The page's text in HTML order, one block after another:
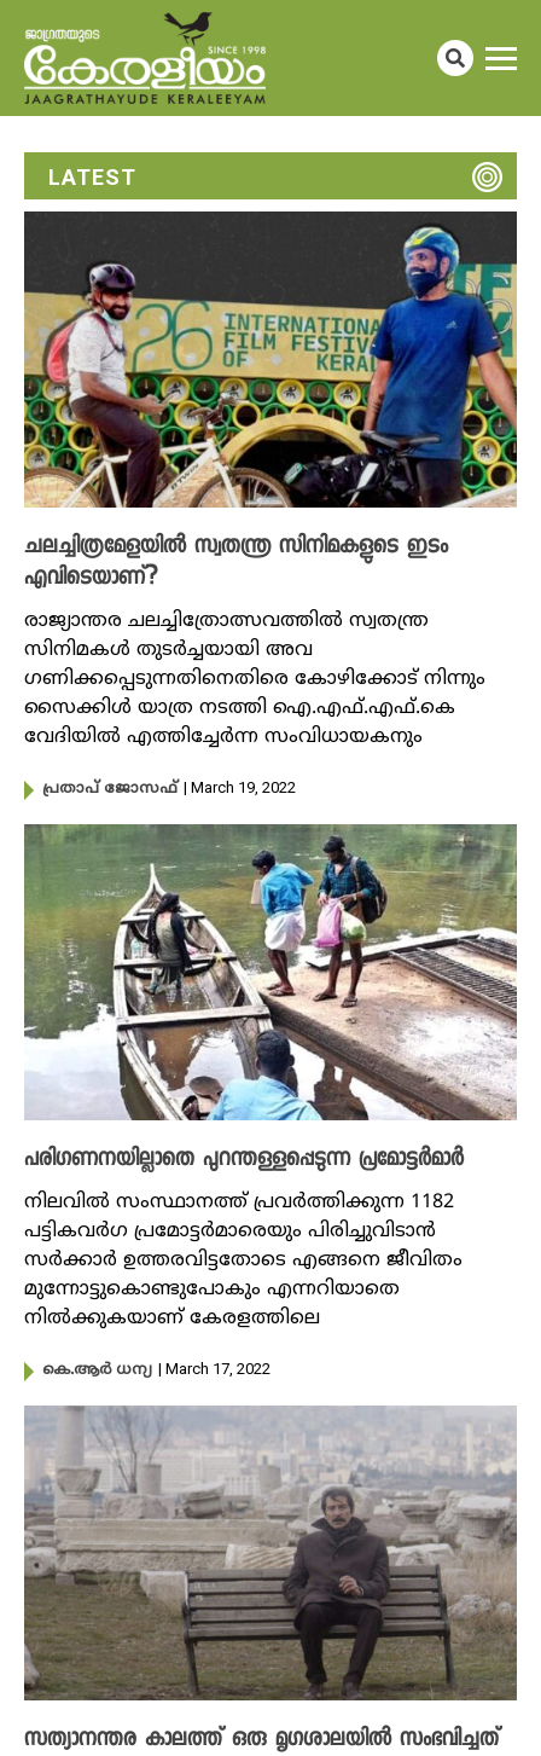
LATEST
ചലച്ചിത്രമേളയിൽ സ്വതന്ത്ര സിനിമകളുടെ ഇടം
എവിടെയാണ്?
രാജ്യാന്തര ചലച്ചിത്രോത്സവത്തിൽ സ്വതന്ത്ര
സിനിമകൾ തുടർച്ചയായി അവ​
ഗണിക്കപ്പെടുന്നതിനെതിരെ കോഴിക്കോട് നിന്നും
സൈക്കിൾ യാത്ര നടത്തി ഐ.എഫ്.എഫ്.കെ
വേദിയിൽ എത്തിച്ചേർന്ന സംവിധായകനും
പ്രതാപ് ജോസഫ് | March 19, 2022
പരി​ഗണനയില്ലാതെ പുറന്തള്ളപ്പെടുന്ന പ്രമോട്ടർമാർ
നിലവിൽ സംസ്ഥാനത്ത് പ്രവർത്തിക്കുന്ന 1182
പട്ടികവർഗ പ്രമോട്ടർമാരെയും പിരിച്ചുവിടാൻ
സർക്കാർ ഉത്തരവിട്ടതോടെ എങ്ങനെ ജീവിതം
മുന്നോട്ടുകൊണ്ടുപോകും എന്നറിയാതെ
നിൽക്കുകയാണ് കേരളത്തിലെ
കെ.ആർ ധന്യ | March 17, 2022
സത്യാനന്തര കാലത്ത് ഒരു മൃഗശാലയിൽ സംഭവിച്ചത്